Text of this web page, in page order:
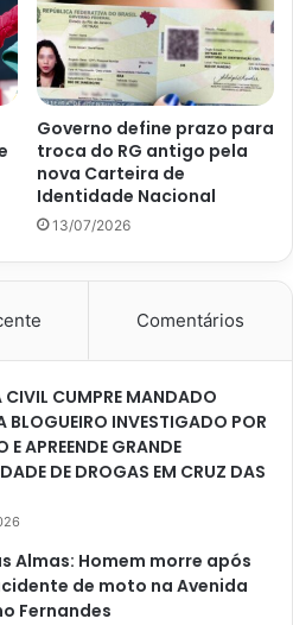
Governo define prazo para
troca do RG antigo pela
nova Carteira de
Identidade Nacional
13/07/2026
Comentários
CIVIL CUMPRE MANDADO
BLOGUEIRO INVESTIGADO POR
E APREENDE GRANDE
DE DROGAS EM CRUZ DAS
Almas: Homem morre após
de moto na Avenida
Fernandes